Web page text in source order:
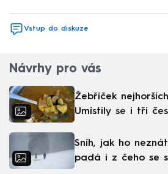
Vstup do diskuze
Návrhy pro vás
Žebříček
Umístily se i tři
Sníh, jak ho
padá i z čeho se